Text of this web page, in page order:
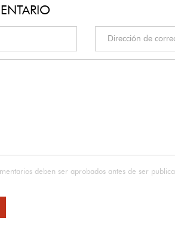
deben ser aprobados antes de ser